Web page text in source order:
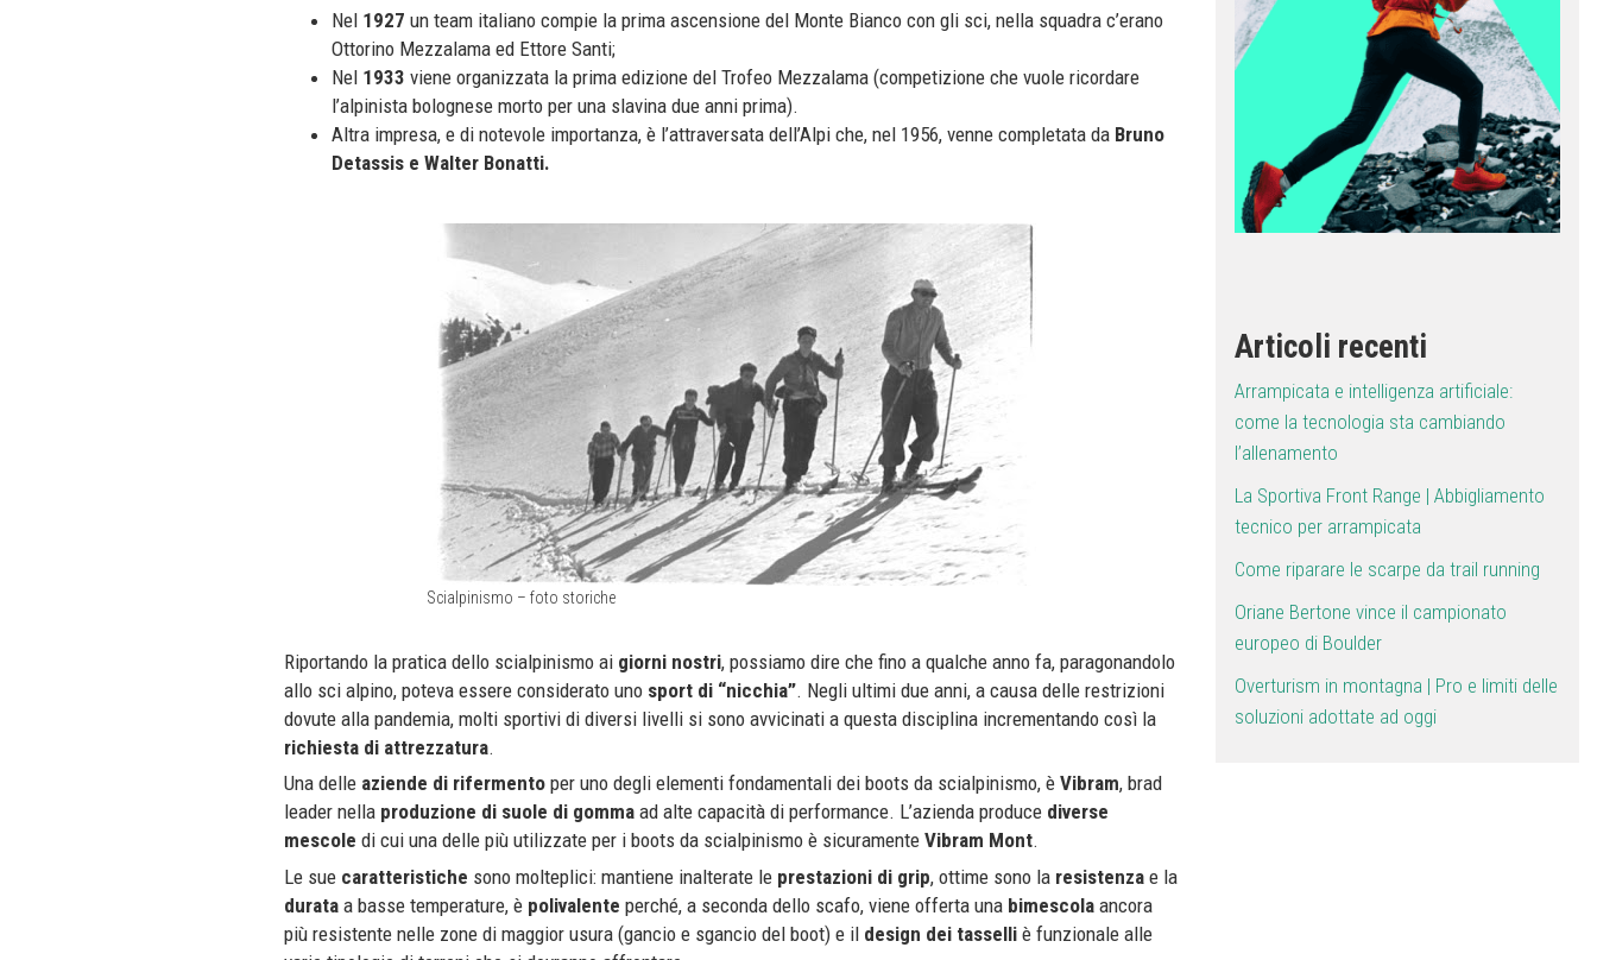
Nel 1927 un team italiano compie la prima ascensione del Monte Bianco con gli sci, nella squadra c’erano
Ottorino Mezzalama ed Ettore Santi;
Nel 1933 viene organizzata la prima edizione del Trofeo Mezzalama (competizione che vuole ricordare
l’alpinista bolognese morto per una slavina due anni prima).
Altra impresa, e di notevole importanza, è l’attraversata dell’Alpi che, nel 1956, venne completata da Bruno
Detassis e Walter Bonatti.
Scialpinismo – foto storiche
Riportando la pratica dello scialpinismo ai giorni nostri, possiamo dire che fino a qualche anno fa, paragonandolo
allo sci alpino, poteva essere considerato uno sport di “nicchia”. Negli ultimi due anni, a causa delle restrizioni
dovute alla pandemia, molti sportivi di diversi livelli si sono avvicinati a questa disciplina incrementando così la
richiesta di attrezzatura.
Una delle aziende di rifermento per uno degli elementi fondamentali dei boots da scialpinismo, è Vibram, brad
leader nella produzione di suole di gomma ad alte capacità di performance. L’azienda produce diverse
mescole di cui una delle più utilizzate per i boots da scialpinismo è sicuramente Vibram Mont.
Le sue caratteristiche sono molteplici: mantiene inalterate le prestazioni di grip, ottime sono la resistenza e la
durata a basse temperature, è polivalente perché, a seconda dello scafo, viene offerta una bimescola ancora
più resistente nelle zone di maggior usura (gancio e sgancio del boot) e il design dei tasselli è funzionale alle
Articoli recenti
Arrampicata e intelligenza artificiale:
come la tecnologia sta cambiando
l’allenamento
La Sportiva Front Range | Abbigliamento
tecnico per arrampicata
Come riparare le scarpe da trail running
Oriane Bertone vince il campionato
europeo di Boulder
Overturism in montagna | Pro e limiti delle
soluzioni adottate ad oggi